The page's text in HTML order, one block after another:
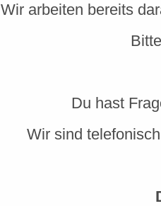
Wir arbeiten bereits
Du hast
Wir sind